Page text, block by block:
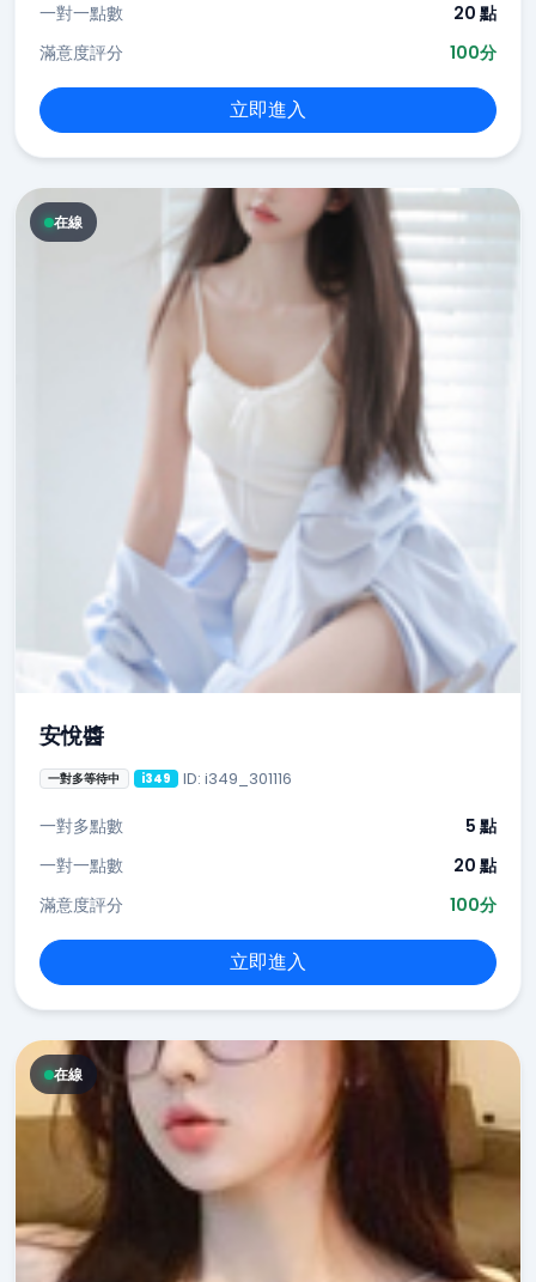
一對一點數
20 點
滿意度評分
100分
立即進入
在線
安悅醬
一對多等待中 i349 ID: i349_301116
一對多點數
5 點
一對一點數
20 點
滿意度評分
100分
立即進入
在線